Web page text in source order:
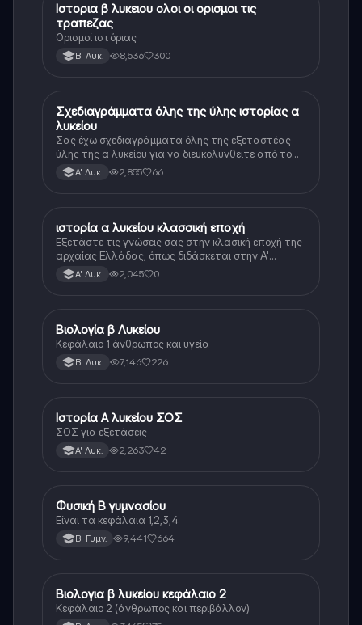
Ιστορία
Ιστορια β λυκειου ολοι οι ορισμοι τις
τραπεζας
Ορισμοί ιστόριας
Β' Λυκ. 8,536 300
Ιστορία
Σχεδιαγράμματα όλης της ύλης ιστορίας α
λυκείου
Σας έχω σχεδιαγράμματα όλης της εξεταστέας
ύλης της α λυκείου για να διευκολυνθείτε από το
τεράστιο βάρος του βιβλίου
Α' Λυκ. 2,855 66
Ιστορία
ιστορία α λυκείου κλασσική εποχή
Εξετάστε τις γνώσεις σας στην κλασική εποχή της
αρχαίας Ελλάδας, όπως διδάσκεται στην Α'
Λυκείου.Α' Λυκ. 2,045 0
Βιολογία
Βιολογία β Λυκείου
Κεφάλαιο 1 άνθρωπος και υγεία
Β' Λυκ. 7,146 226
Ιστορία
Ιστορία Α λυκείου ΣΟΣ
ΣΟΣ για εξετάσεις
Α' Λυκ. 2,263 42
Φυσική
Φυσική Β γυμνασίου
Είναι τα κεφάλαια 1,2,3,4
Β' Γυμν. 9,441 664
Βιολογία
Βιολογια β λυκείου κεφάλαιο 2
Κεφάλαιο 2 (άνθρωπος και περιβάλλον)